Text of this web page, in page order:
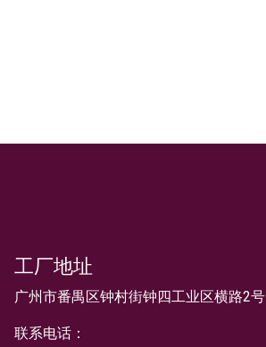
文本
工厂地址
广州市番禺区钟村街钟四工业区横路2号
联系电话：